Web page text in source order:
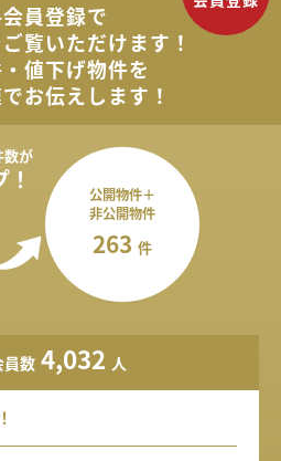
員登録で
ご覧いただけます！
値下げ物件を
お伝えします！
数が
公開物件＋
非公開物件
263 件
数 4,032 人